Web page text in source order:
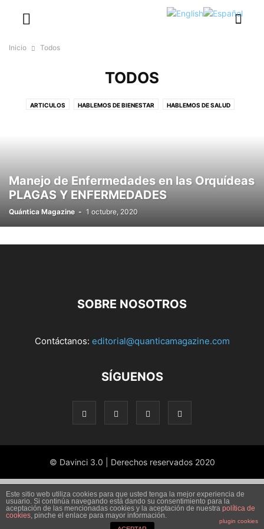
Inicio Todos
TODOS
ARTICULOS HABLEMOS DE BIENESTAR HABLEMOS DE SALUD
Manejo de Enfermedades en las Orquídeas
PLAGAS Y ENFERMEDADES
Quántica Magazine - 1 octubre, 2020
SOBRE NOSOTROS
Contáctanos: editorial@quanticamagazine.com
SÍGUENOS
© Davinci 3.0 | Derechos reservados 2020
Este sitio web utiliza cookies para que usted tenga la mejor experiencia de
usuario. Si continúa navegando está dando su consentimiento para la
aceptación de las mencionadas cookies y la aceptación de nuestra política de
cookies, pinche el enlace para mayor información.
plugin cookies